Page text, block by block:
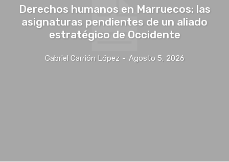
Derechos humanos en Marruecos: las
asignaturas pendientes de un aliado
estratégico de Occidente
Gabriel Carrión López - Agosto 5, 2026